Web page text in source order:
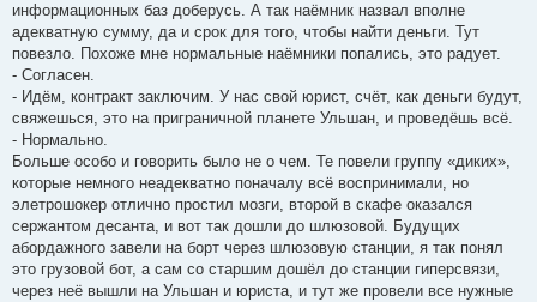
информационных баз доберусь. А так наёмник назвал вполне
адекватную сумму, да и срок для того, чтобы найти деньги. Тут
повезло. Похоже мне нормальные наёмники попались, это радует.
- Согласен.
- Идём, контракт заключим. У нас свой юрист, счёт, как деньги будут,
свяжешься, это на приграничной планете Ульшан, и проведёшь всё.
- Нормально.
Больше особо и говорить было не о чем. Те повели группу «диких»,
которые немного неадекватно поначалу всё воспринимали, но
элетрошокер отлично простил мозги, второй в скафе оказался
сержантом десанта, и вот так дошли до шлюзовой. Будущих
абордажного завели на борт через шлюзовую станции, я так понял
это грузовой бот, а сам со старшим дошёл до станции гиперсвязи,
через неё вышли на Ульшан и юриста, и тут же провели все нужные